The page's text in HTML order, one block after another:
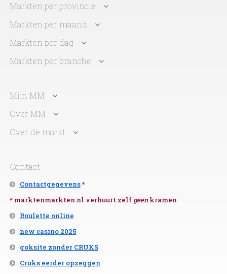
Markten per provincie
Markten per maand
Markten per dag
Markten per branche
Mijn MM
Over MM
Over de markt
Contact
Contactgegevens*
* marktenmarkten.nl verhuurt zelf geenkramen
Roulette online
new casino 2025
goksite zonder CRUKS
Cruks eerder opzeggen